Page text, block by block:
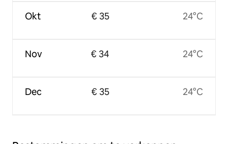
Okt
Nov
Dec
€ 35
€ 34
€ 35
24°C
24°C
24°C